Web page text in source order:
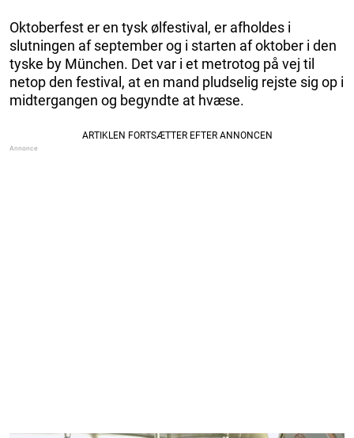
Oktoberfest er en tysk ølfestival, er afholdes i
slutningen af september og i starten af oktober i den
tyske by München. Det var i et metrotog på vej til
netop den festival, at en mand pludselig rejste sig op i
midtergangen og begyndte at hvæse.